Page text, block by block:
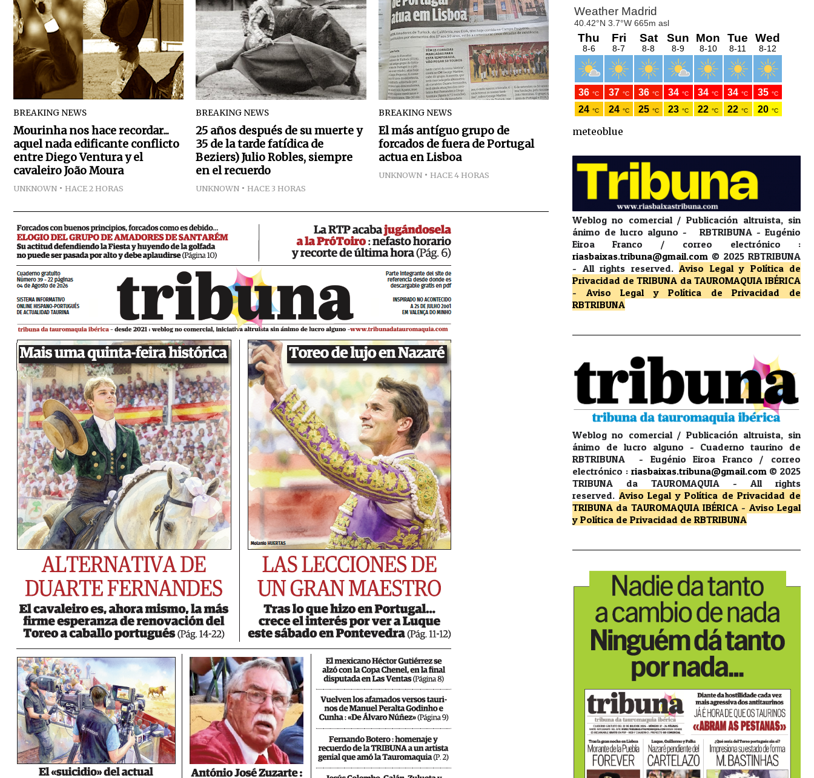
BREAKING NEWS
Mourinha nos hace recordar...
aquel nada edificante conflicto
entre Diego Ventura y el
cavaleiro João Moura
UNKNOWN HACE 2 HORAS
BREAKING NEWS
25 años después de su muerte y
35 de la tarde fatídica de
Beziers) Julio Robles, siempre
en el recuerdo
UNKNOWN HACE 3 HORAS
BREAKING NEWS
El más antíguo grupo de
forcados de fuera de Portugal
actua en Lisboa
UNKNOWN HACE 4 HORAS
meteoblue
Weblog no comercial / Publicación altruista, sin
ánimo de lucro alguno - RBTRIBUNA - Eugénio
Eiroa Franco / correo electrónico :
riasbaixas.tribuna@gmail.com © 2025 RBTRIBUNA
- All rights reserved. Aviso Legal y Política de
Privacidad de TRIBUNA da TAUROMAQUIA IBÉRICA
- Aviso Legal y Política de Privacidad
de
RBTRIBUNA
Weblog no comercial / Publicación altruista, sin
ánimo de lucro alguno - Cuaderno taurino de
RBTRIBUNA - Eugénio Eiroa Franco / correo
electrónico : riasbaixas.tribuna@gmail.com © 2025
TRIBUNA da TAUROMAQUIA - All rights
reserved. Aviso Legal y Política de Privacidad de
TRIBUNA da TAUROMAQUIA IBÉRICA - Aviso Legal
y Política de Privacidad de RBTRIBUNA